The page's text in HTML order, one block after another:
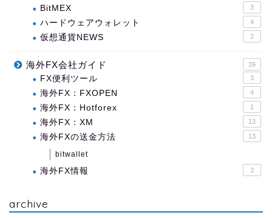
BitMEX 3
ハードウェアウォレット 4
仮想通貨NEWS 2
海外FX会社ガイド 39
FX便利ツール 3
海外FX：FXOPEN 4
海外FX：Hotforex 1
海外FX：XM 13
海外FXの送金方法 13
bitwallet
海外FX情報 3
archive